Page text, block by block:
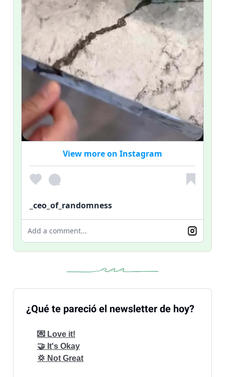
View more on Instagram
_ceo_of_randomness
Add a comment...
¿Qué te pareció el newsletter de hoy?
💌 Love it!
🤝 It's Okay
💢 Not Great